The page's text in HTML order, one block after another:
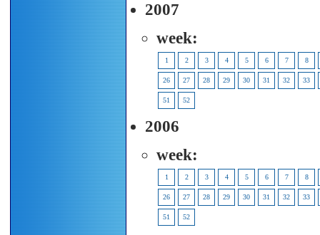
2007
week:
1 2 3 4 5 6 7 8
26 27 28 29 30 31 32 33
51 52
2006
week:
1 2 3 4 5 6 7 8
26 27 28 29 30 31 32 33
51 52